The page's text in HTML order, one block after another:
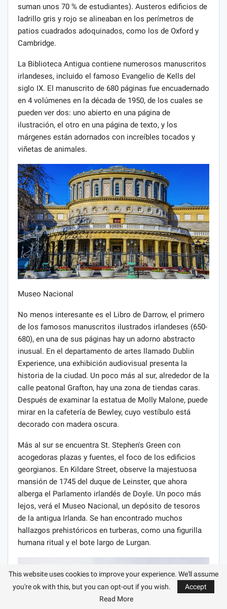
suman unos 70 % de estudiantes). Austeros edificios de
ladrillo gris y rojo se alineaban en los perímetros de
patios cuadrados adoquinados, como los de Oxford y
Cambridge.
La Biblioteca Antigua contiene numerosos manuscritos
irlandeses, incluido el famoso Evangelio de Kells del
siglo IX. El manuscrito de 680 páginas fue encuadernado
en 4 volúmenes en la década de 1950, de los cuales se
pueden ver dos: uno abierto en una página de
ilustración, el otro en una página de texto, y los
márgenes están adornados con increíbles tocados y
viñetas de animales.
Museo Nacional
No menos interesante es el Libro de Darrow, el primero
de los famosos manuscritos ilustrados irlandeses (650-
680), en una de sus páginas hay un adorno abstracto
inusual. En el departamento de artes llamado Dublin
Experience, una exhibición audiovisual presenta la
historia de la ciudad. Un poco más al sur, alrededor de la
calle peatonal Grafton, hay una zona de tiendas caras.
Después de examinar la estatua de Molly Malone, puede
mirar en la cafetería de Bewley, cuyo vestíbulo está
decorado con madera oscura.
Más al sur se encuentra St. Stephen's Green con
acogedoras plazas y fuentes, el foco de los edificios
georgianos. En Kildare Street, observe la majestuosa
mansión de 1745 del duque de Leinster, que ahora
alberga el Parlamento irlandés de Doyle. Un poco más
lejos, verá el Museo Nacional, un depósito de tesoros
de la antigua Irlanda. Se han encontrado muchos
hallazgos prehistóricos en turberas, como una figurilla
humana ritual y el bote largo de Lurgan.
This website uses cookies to improve your experience. We'll assume
you're ok with this, but you can opt-out if you wish.
Accept
Read More